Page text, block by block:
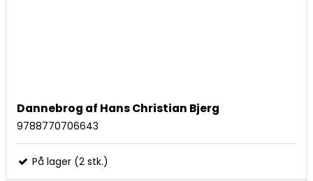
Dannebrog af Hans Christian Bjerg
9788770706643
På lager (2 stk.)